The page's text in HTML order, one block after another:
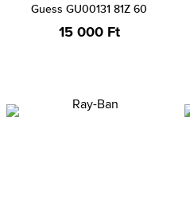
Guess GU00131 81Z 60
15 000 Ft